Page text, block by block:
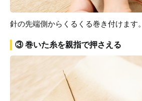
針の先端側からくるくる巻き付けます。
③ 巻いた糸を親指で押さえる